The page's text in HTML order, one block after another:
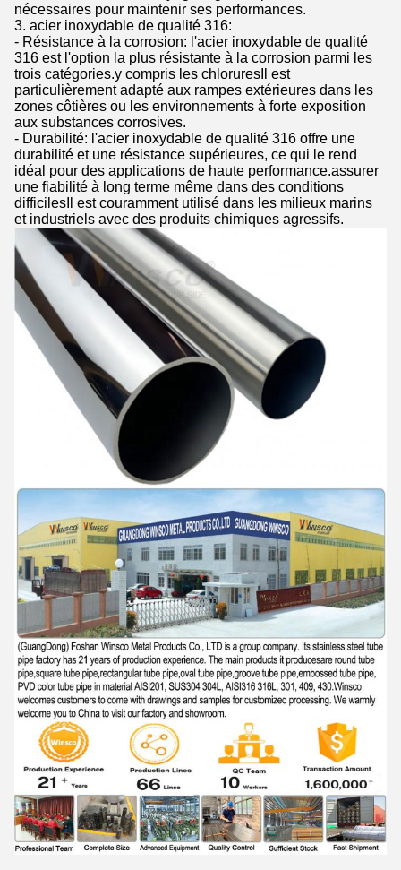
nécessaires pour maintenir ses performances.
3. acier inoxydable de qualité 316:
- Résistance à la corrosion: l'acier inoxydable de qualité
316 est l'option la plus résistante à la corrosion parmi les
trois catégories.y compris les chloruresIl est
particulièrement adapté aux rampes extérieures dans les
zones côtières ou les environnements à forte exposition
aux substances corrosives.
- Durabilité: l'acier inoxydable de qualité 316 offre une
durabilité et une résistance supérieures, ce qui le rend
idéal pour des applications de haute performance.assurer
une fiabilité à long terme même dans des conditions
difficilesIl est couramment utilisé dans les milieux marins
et industriels avec des produits chimiques agressifs.